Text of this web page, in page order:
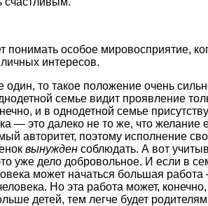
понимать особое мировосприятие,
интересов.
один, то такое положение очень
семье видит проявление
и в однодетной семье
— это далеко не то же, что желание
авторитет, поэтому исполнение
вынужден соблюдать. А вот
уже дело добровольное. И если в
может начаться большая
Но эта работа может,
детей, тем легче будет